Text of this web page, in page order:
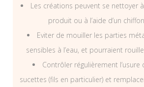
Les créations peuvent se nettoyer
produit ou à l’aide d’un
Eviter de mouiller les parties
sensibles à l’eau, et pourraient
Contrôler régulièrement l’usure
sucettes (fils en particulier) et